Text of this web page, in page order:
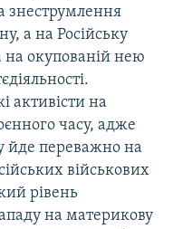
знеструмлення
а на Російську
на окупованій нею
активісти на
часу, адже
йде переважно на
військових
рівень
на материкову